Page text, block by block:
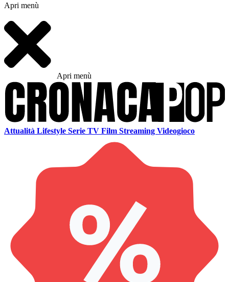
Apri menù
Apri menù
Attualità Lifestyle Serie TV Film Streaming Videogioco